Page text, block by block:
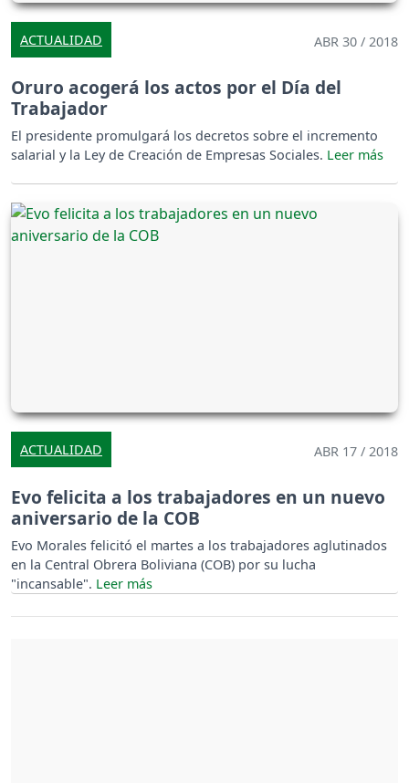
ACTUALIDAD ABR 30 / 2018
Oruro acogerá los actos por el Día del
Trabajador
El presidente promulgará los decretos sobre el incremento
salarial y la Ley de Creación de Empresas Sociales.
ACTUALIDAD ABR 17 / 2018
Evo felicita a los trabajadores en un nuevo
aniversario de la COB
Evo Morales felicitó el martes a los trabajadores aglutinados
en la Central Obrera Boliviana (COB) por su lucha
"incansable".